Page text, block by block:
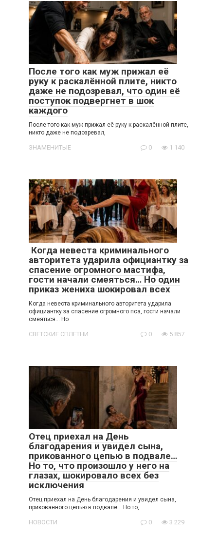
После того как муж прижал её
руку к раскалённой плите, никто
даже не подозревал, что один её
поступок подвергнет в шок
каждого
После того как муж прижал её руку к раскалённой плите,
никто даже не подозревал,
ЗНАМЕНИТЫЕ 0 1 140
Когда невеста криминального
авторитета ударила официантку за
спасение огромного мастифа,
гости начали смеяться… Но один
приказ жениха шокировал всех
Когда невеста криминального авторитета ударила
официантку за спасение огромного пса, гости начали
смеяться… Но
СВЕТСКИЕ СПЛЕТНИ 0 5 857
Отец приехал на День
благодарения и увидел сына,
прикованного цепью в подвале…
Но то, что произошло у него на
глазах, шокировало всех без
исключения
Отец приехал на День благодарения и увидел сына,
прикованного цепью в подвале… Но то,
НОВОСТИ 0 3 229